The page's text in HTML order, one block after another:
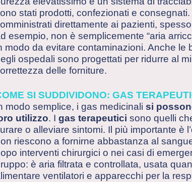
stati prodotti, confezionati e
direttamente ai pazienti,
esempio, non è semplicemente “aria
modo da evitare contaminazioni. Anche
ospedali sono progettati per ridurre al
delle forniture.
SI SUDDIVIDONO: GAS
modo semplice, i gas medicinali si
utilizzo. I gas terapeutici sono quelli
o alleviare sintomi. Il più importante è
riescono a fornirne abbastanza al
interventi chirurgici o nei casi di
è aria filtrata e controllata, usata
ventilatori e apparecchi per la